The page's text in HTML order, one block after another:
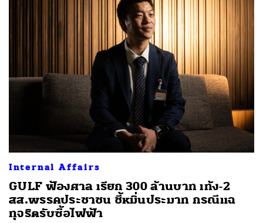
Internal Affairs
GULF ฟ้องศาล เรียก 300 ล้านบาท เท้ง-2
สส.พรรคประชาชน ชี้หมิ่นประมาท กรณีแฉ
ทุจริตรับซื้อไฟฟ้า